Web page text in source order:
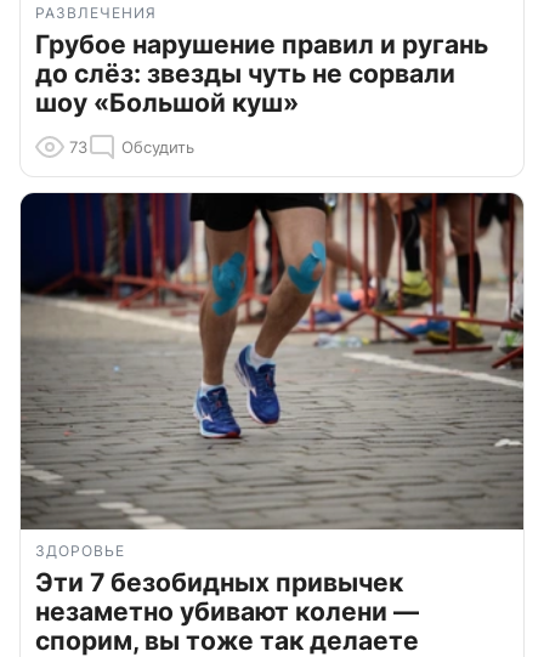
РАЗВЛЕЧЕНИЯ
Грубое нарушение правил и ругань
до слёз: звезды чуть не сорвали
шоу «Большой куш»
73 Обсудить
ЗДОРОВЬЕ
Эти 7 безобидных привычек
незаметно убивают колени —
спорим, вы тоже так делаете